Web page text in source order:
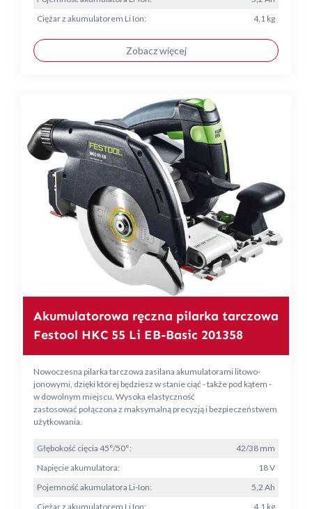
Ciężar z akumulatorem Li Ion:
4,1 kg
Zobacz więcej
Akumulatorowa ręczna pilarka tarczowa
Festool HKC 55 Li EB-Basic 201358
Nowoczesna pilarka tarczowa zasilana akumulatorami litowo-
jonowymi, dzięki której będziesz w stanie ciąć - także pod kątem -
w dowolnym miejscu. Wysoka elastyczność
zastosować połączona z maksymalną precyzją i bezpieczeństwem
użytkowania.
Głębokość cięcia 45°/50°:
42/38 mm
Napięcie akumulatora:
18 V
Pojemność akumulatora Li-Ion:
5,2 Ah
Ciężar z akumulatorem Li Ion:
4,1 kg